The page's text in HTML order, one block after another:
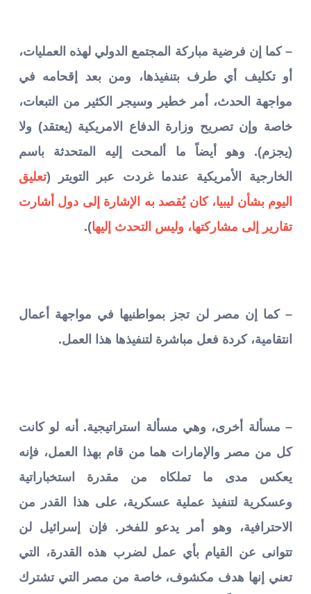
– كما إن فرضية مباركة المجتمع الدولي لهذه العمليات،
أو تكليف أي طرف بتنفيذها، ومن بعد إقحامه في
مواجهة الحدث، أمر خطير وسيجر الكثير من التبعات،
خاصة وإن تصريح وزارة الدفاع الامريكية (يعتقد) ولا
(يجزم). وهو أيضاً ما ألمحت إليه المتحدثة باسم
الخارجية الأمريكية عندما غردت عبر التويتر (تعليق
اليوم بشأن ليبيا، كان يُقصد به الإشارة إلى دول أشارت
تقارير إلى مشاركتها، وليس التحدث إليها).
– كما إن مصر لن تجز بمواطنيها في مواجهة أعمال
انتقامية، كردة فعل مباشرة لتنفيذها هذا العمل.
– مسألة أخرى، وهي مسألة استراتيجية. أنه لو كانت
كل من مصر والإمارات هما من قام بهذا العمل، فإنه
يعكس مدى ما تملكاه من مقدرة استخباراتية
وعسكرية لتنفيذ عملية عسكرية، على هذا القدر من
الاحترافية، وهو أمر يدعو للفخر. فإن إسرائيل لن
تتوانى عن القيام بأي عمل لضرب هذه القدرة، التي
تعني إنها هدف مكشوف، خاصة من مصر التي تشترك